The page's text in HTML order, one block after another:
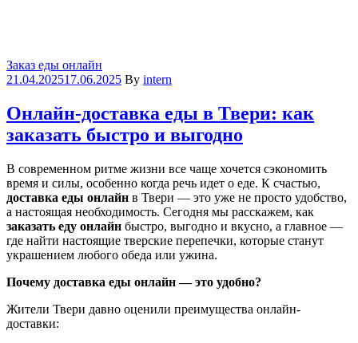
Categories
Заказ еды онлайн
21.04.202517.06.2025 By intern
Онлайн-доставка еды в Твери: как
заказать быстро и выгодно
В современном ритме жизни все чаще хочется сэкономить
время и силы, особенно когда речь идет о еде. К счастью,
доставка еды онлайн в Твери — это уже не просто удобство,
а настоящая необходимость. Сегодня мы расскажем, как
заказать еду онлайн быстро, выгодно и вкусно, а главное —
где найти настоящие тверские перепечки, которые станут
украшением любого обеда или ужина.
Почему доставка еды онлайн — это удобно?
Жители Твери давно оценили преимущества онлайн-
доставки: